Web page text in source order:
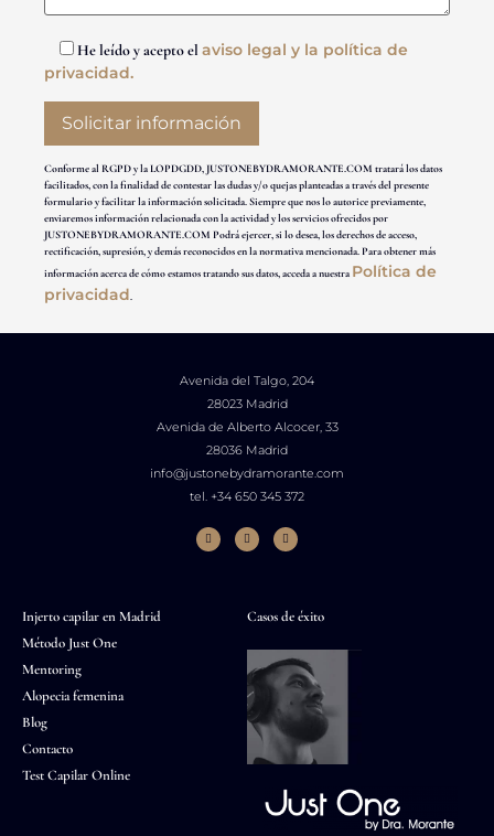
He leído y acepto el aviso legal y la política de
privacidad.
Conforme al RGPD y la LOPDGDD, JUSTONEBYDRAMORANTE.COM tratará los datos
facilitados, con la finalidad de contestar las dudas y/o quejas planteadas a través del presente
formulario y facilitar la información solicitada. Siempre que nos lo autorice previamente,
enviaremos información relacionada con la actividad y los servicios ofrecidos por
JUSTONEBYDRAMORANTE.COM Podrá ejercer, si lo desea, los derechos de acceso,
rectificación, supresión, y demás reconocidos en la normativa mencionada. Para obtener más
información acerca de cómo estamos tratando sus datos, acceda a nuestra Política de
privacidad.
Avenida del Talgo, 204
28023 Madrid
Avenida de Alberto Alcocer, 33
28036 Madrid
info@justonebydramorante.com
tel. +34 650 345 372
Injerto capilar en Madrid
Método Just One
Mentoring
Alopecia femenina
Blog
Contacto
Test Capilar Online
Casos de éxito